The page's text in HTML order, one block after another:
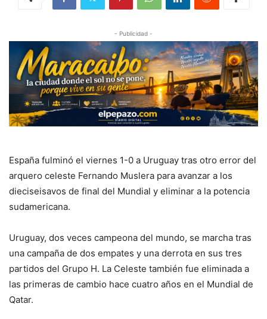
- Publicidad -
España fulminó el viernes 1-0 a Uruguay tras otro error del
arquero celeste Fernando Muslera para avanzar a los
dieciseisavos de final del Mundial y eliminar a la potencia
sudamericana.
Uruguay, dos veces campeona del mundo, se marcha tras
una campaña de dos empates y una derrota en sus tres
partidos del Grupo H. La Celeste también fue eliminada a
las primeras de cambio hace cuatro años en el Mundial de
Qatar.